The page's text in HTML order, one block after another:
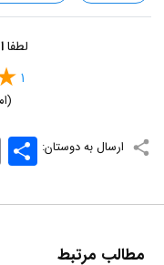
لطفا
1
ارسال به دوستان: اشتراک
مطالب مرتبط